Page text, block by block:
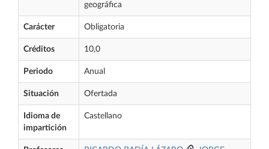
geográfica
Carácter Obligatoria
Créditos 10,0
Periodo Anual
Situación Ofertada
Idioma de
impartición
Castellano